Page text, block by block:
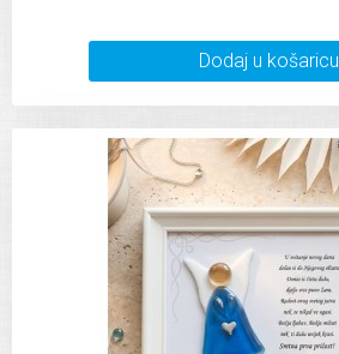
Dodaj u košaricu